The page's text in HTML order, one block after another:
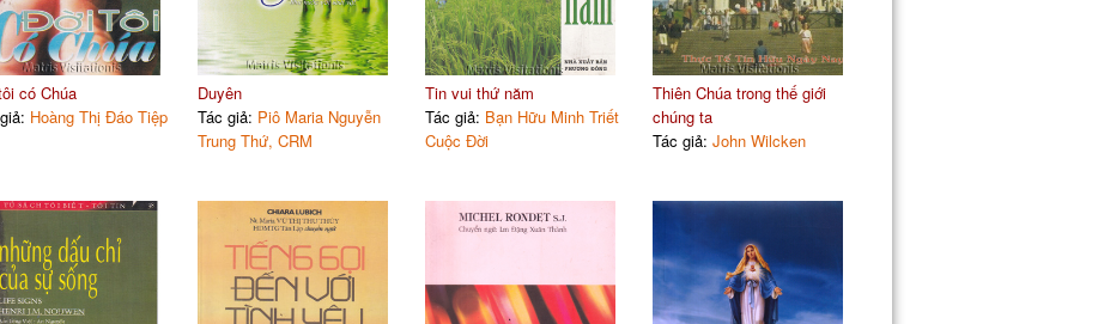
có Chúa
Hoàng Thị Đáo Tiệp
Duyên
Tác giả: Piô Maria Nguyễn
Trung Thứ, CRM
Tin vui thứ năm
Tác giả: Bạn Hữu Minh Triết
Cuộc Đời
Thiên Chúa trong thế giới
chúng ta
Tác giả: John Wilcken